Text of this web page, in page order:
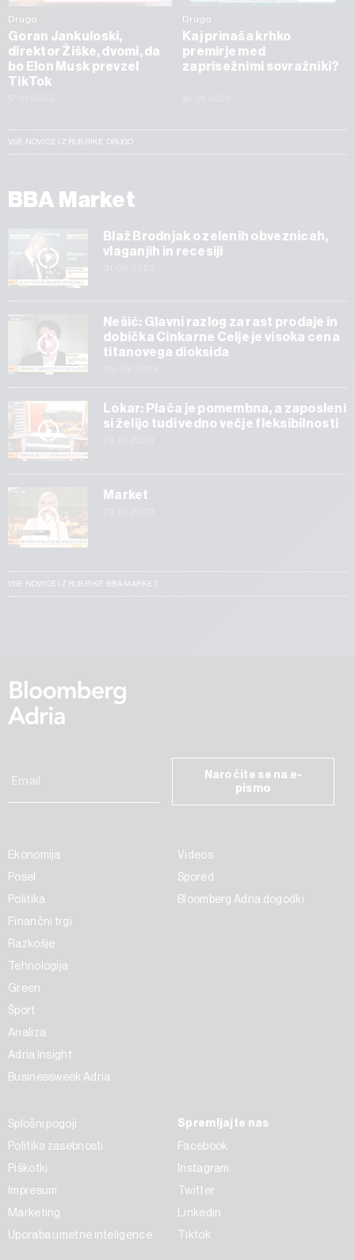
Drugo
Goran Jankuloski,
direktor Žiške, dvomi, da
bo Elon Musk prevzel
TikTok
Drugo
Kaj prinaša krhko
premirje med
zaprisežnimi sovražniki?
VSE NOVICE IZ RUBRIKE DRUGO
BBA Market
Blaž Brodnjak o zelenih obveznicah,
vlaganjih in recesiji
Nešić: Glavni razlog za rast prodaje in
dobička Cinkarne Celje je visoka cena
titanovega dioksida
Lokar: Plača je pomembna, a zaposleni
si želijo tudi vedno večje fleksibilnosti
Market
VSE NOVICE IZ RUBRIKE BBA MARKET
Naročite se na e-
pismo
Ekonomija
Posel
Politika
Finančni trgi
Razkošje
Tehnologija
Green
Šport
Analiza
Adria Insight
Businessweek Adria
Videos
Spored
Bloomberg Adria dogodki
Splošni pogoji
Politika zasebnosti
Piškotki
Impresum
Marketing
Uporaba umetne inteligence
Spremljajte nas
Facebook
Instagram
Twitter
Linkedin
Tiktok